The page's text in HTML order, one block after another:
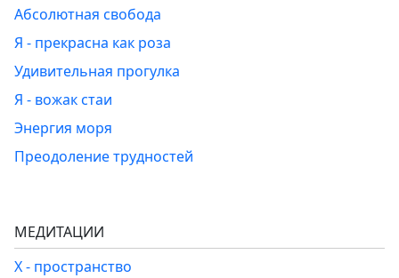
Абсолютная свобода
Я - прекрасна как роза
Удивительная прогулка
Я - вожак стаи
Энергия моря
Преодоление трудностей
МЕДИТАЦИИ
Х - пространство